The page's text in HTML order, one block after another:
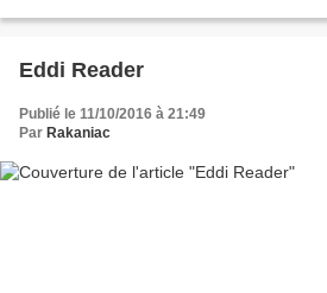
Eddi Reader
Publié le 11/10/2016 à 21:49
Par Rakaniac